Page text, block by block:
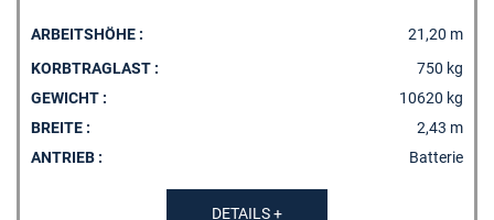
ARBEITSHÖHE :
21,20 m
KORBTRAGLAST :
750 kg
GEWICHT :
10620 kg
BREITE :
2,43 m
ANTRIEB :
Batterie
DETAILS +